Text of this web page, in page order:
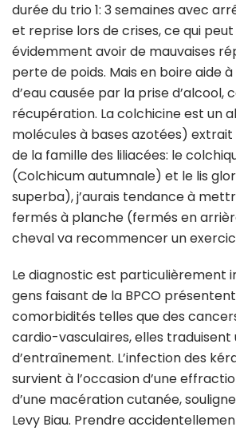
durée du trio 1: 3 semaines avec
et reprise lors de crises, ce qui
évidemment avoir de mauvaises
perte de poids. Mais en boire aide
d’eau causée par la prise d’alcool,
récupération. La colchicine est un
molécules à bases azotées)
de la famille des liliacées: le
(Colchicum autumnale) et le lis
superba), j’aurais tendance à
fermés à planche (fermés en
cheval va recommencer un
Le diagnostic est particulièrement
gens faisant de la BPCO
comorbidités telles que des
cardio-vasculaires, elles traduisent
d’entraînement. L’infection des
survient à l’occasion d’une
d’une macération cutanée,
Levy Biau. Prendre